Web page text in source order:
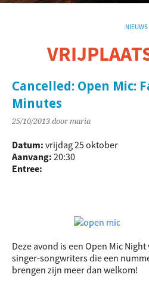
NIEUWS
Cancelled: Open Mic:
Minutes
25/10/2013 door maria
Datum: vrijdag 25 oktober
Aanvang: 20:30
Entree:
Deze avond is een Open Mic
singer-songwriters die een
brengen zijn meer dan welkom!